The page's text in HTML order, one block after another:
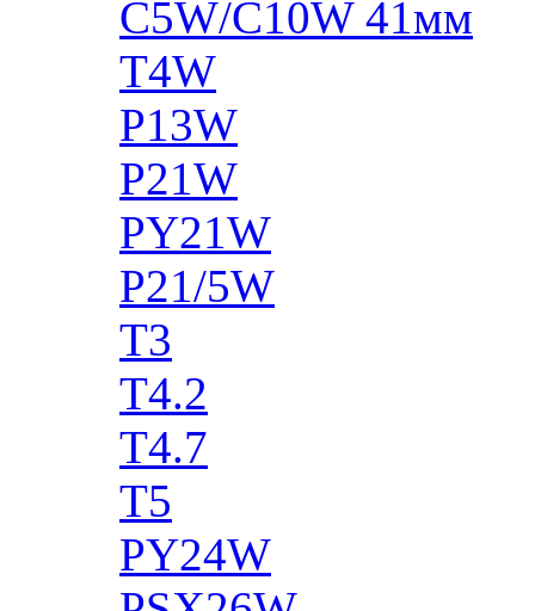
C5W/C10W 41мм
T4W
P13W
P21W
PY21W
P21/5W
T3
T4.2
T4.7
T5
PY24W